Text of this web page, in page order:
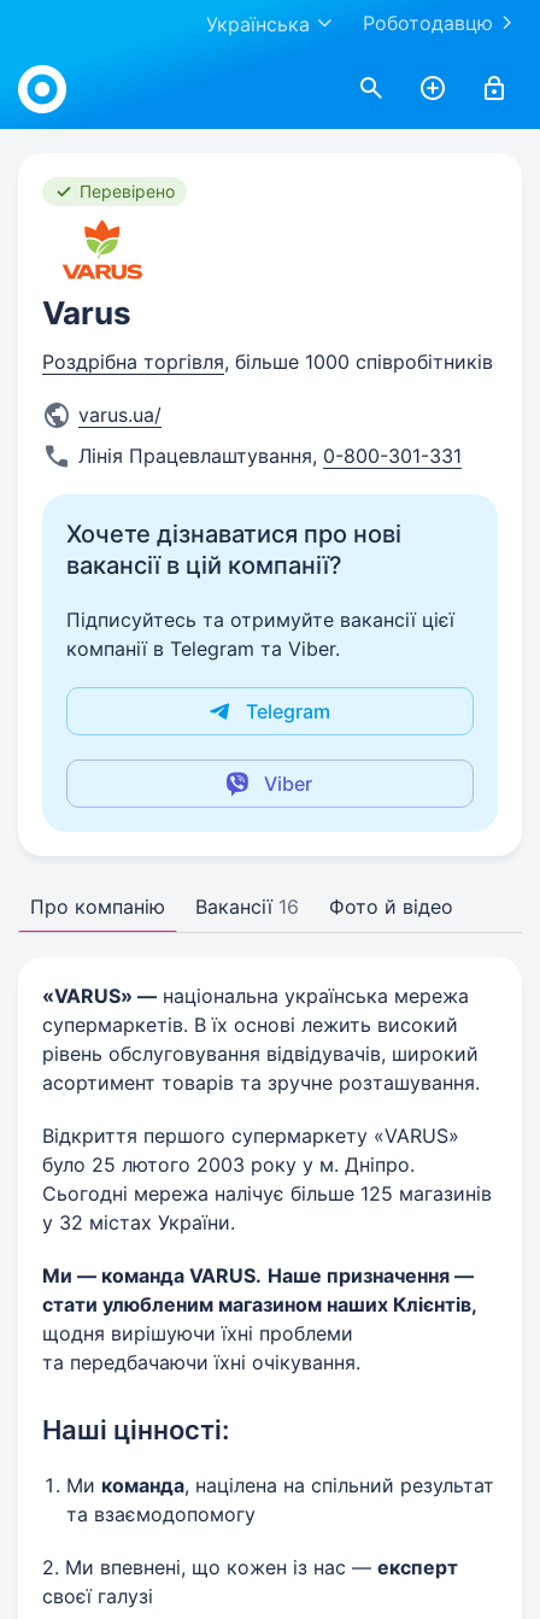
Роботодавцю
Українська
Work.ua
Перевірено
Varus
Роздрібна торгівля, більше 1000 співробітників
varus.ua/
Лінія Працевлаштування, 0-800-301-331
Хочете дізнаватися про нові
вакансії в цій компанії?
Підписуйтесь та отримуйте вакансії цієї
компанії в Telegram та Viber.
Telegram
Viber
Про компанію Вакансії 16 Фото й відео
«VARUS» — національна українська мережа
супермаркетів. В їх основі лежить високий
рівень обслуговування відвідувачів, широкий
асортимент товарів та зручне розташування.
Відкриття першого супермаркету «VARUS»
було 25 лютого 2003 року у м. Дніпро.
Сьогодні мережа налічує більше 125 магазинів
у 32 містах України.
Ми — команда VARUS. Наше призначення —
стати улюбленим магазином наших Клієнтів,
щодня вирішуючи їхні проблеми
та передбачаючи їхні очікування.
Наші цінності:
Ми команда, націлена на спільний результат
та взаємодопомогу
2. Ми впевнені, що кожен із нас — експерт
своєї галузі